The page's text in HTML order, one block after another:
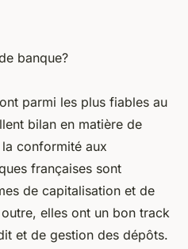
banque?
parmi les plus fiables au
bilan en matière de
conformité aux
françaises sont
de capitalisation et de
elles ont un bon track
et de gestion des dépôts.